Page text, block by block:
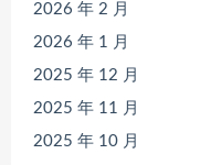
2026 年 2 月
2026 年 1 月
2025 年 12 月
2025 年 11 月
2025 年 10 月